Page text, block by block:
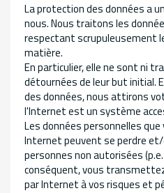
La protection des données a
nous. Nous traitons les
respectant scrupuleusement
matière.
En particulier, elle ne sont ni
détournées de leur but initial.
des données, nous attirons
l'Internet est un système
Les données personnelles
Internet peuvent se perdre
personnes non autorisées
conséquent, vous
par Internet à vos risques et